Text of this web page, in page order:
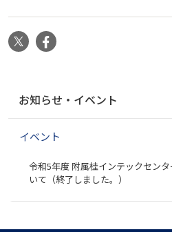
X
ゲ
お知らせ・イベント
イベント
令和5年度 附属桂インテックセン
いて（終了しました。）